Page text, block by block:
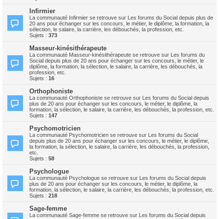
Infirmier
La communauté Infirmier se retrouve sur Les forums du Social depuis plus de
20 ans pour échanger sur les concours, le métier, le diplôme, la formation, la
sélection, le salaire, la carrière, les débouchés, la profession, etc.
Sujets : 373
Masseur-kinésithérapeute
La communauté Masseur-kinésithérapeute se retrouve sur Les forums du
Social depuis plus de 20 ans pour échanger sur les concours, le métier, le
diplôme, la formation, la sélection, le salaire, la carrière, les débouchés, la
profession, etc.
Sujets : 16
Orthophoniste
La communauté Orthophoniste se retrouve sur Les forums du Social depuis
plus de 20 ans pour échanger sur les concours, le métier, le diplôme, la
formation, la sélection, le salaire, la carrière, les débouchés, la profession, etc.
Sujets : 147
Psychomotricien
La communauté Psychomotricien se retrouve sur Les forums du Social
depuis plus de 20 ans pour échanger sur les concours, le métier, le diplôme,
la formation, la sélection, le salaire, la carrière, les débouchés, la profession,
etc.
Sujets : 58
Psychologue
La communauté Psychologue se retrouve sur Les forums du Social depuis
plus de 20 ans pour échanger sur les concours, le métier, le diplôme, la
formation, la sélection, le salaire, la carrière, les débouchés, la profession, etc.
Sujets : 218
Sage-femme
La communauté Sage-femme se retrouve sur Les forums du Social depuis